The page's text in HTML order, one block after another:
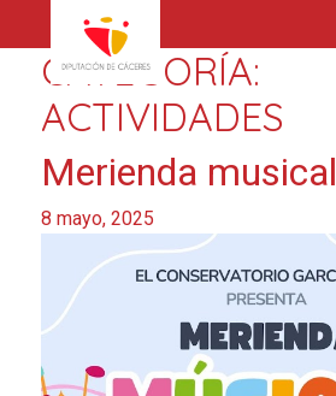
CATEGORÍA:
ACTIVIDADES
Merienda musical
8 mayo, 2025